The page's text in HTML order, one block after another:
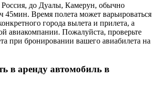
до Дуалы, Камерун, обычно
45мин. Время полета может варьироваться
города вылета и прилета, а
авиакомпании. Пожалуйста, проверьте
при бронировании вашего авиабилета на
в аренду автомобиль в